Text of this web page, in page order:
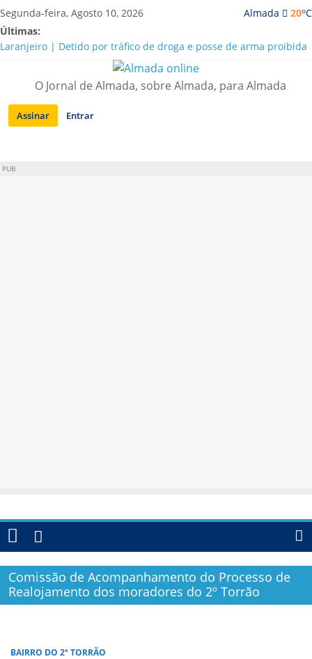
Saltar
para
conteúdo
Almada 20oC
Segunda-feira, Agosto 10, 2026
Últimas:
Laranjeiro | Detido por tráfico de droga e posse de arma proibida
A “crise” da água em Almada: ilações e ensinamentos necessários
Costa da Caparica | Polícia Marítima e ASAE detectam
irregularidades em habitações e restaurantes
APA diz que falta de água em Almada “foi um problema de má
O Jornal de Almada, sobre Almada, para Almada
Assinar Entrar
PUB
Comissão de Acompanhamento do Processo de
Realojamento dos moradores do 2º Torrão
BAIRRO DO 2º TORRÃO